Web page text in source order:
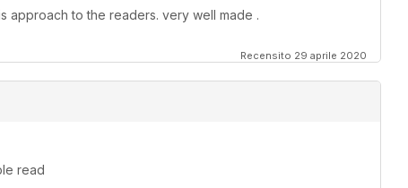
approach to the readers. very well made .
Recensito 29 aprile 2020
read